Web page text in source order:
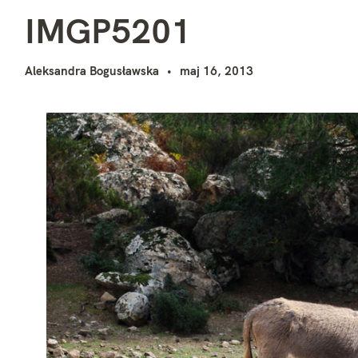
IMGP5201
Aleksandra Bogusławska maj 16, 2013